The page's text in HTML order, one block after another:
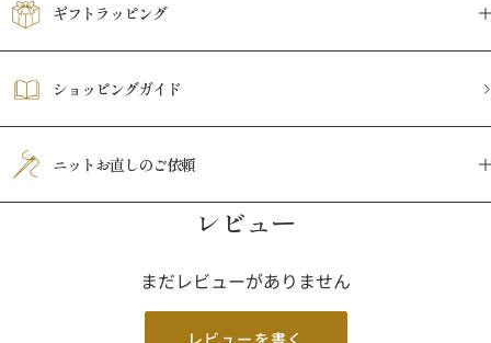
ギフトラッピング
ショッピングガイド
ニットお直しのご依頼
レビュー
まだレビューがありません
レビューを書く